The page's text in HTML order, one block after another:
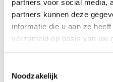
partners voor social media,
partners kunnen deze
informatie die u aan ze
verzameld op basis van uw
Noodzakelijk
Categorie:Riemen